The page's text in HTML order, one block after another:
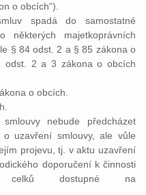
o obcích“).
spadá do samostatné
některých majetkoprávních
§ 84 odst. 2 a § 85 zákona o
odst. 2 a 3 zákona o obcích
o obcích.
nebude předcházet
o uzavření smlouvy, ale vůle
projevu, tj. v aktu uzavření
doporučení k činnosti
celků dostupné na